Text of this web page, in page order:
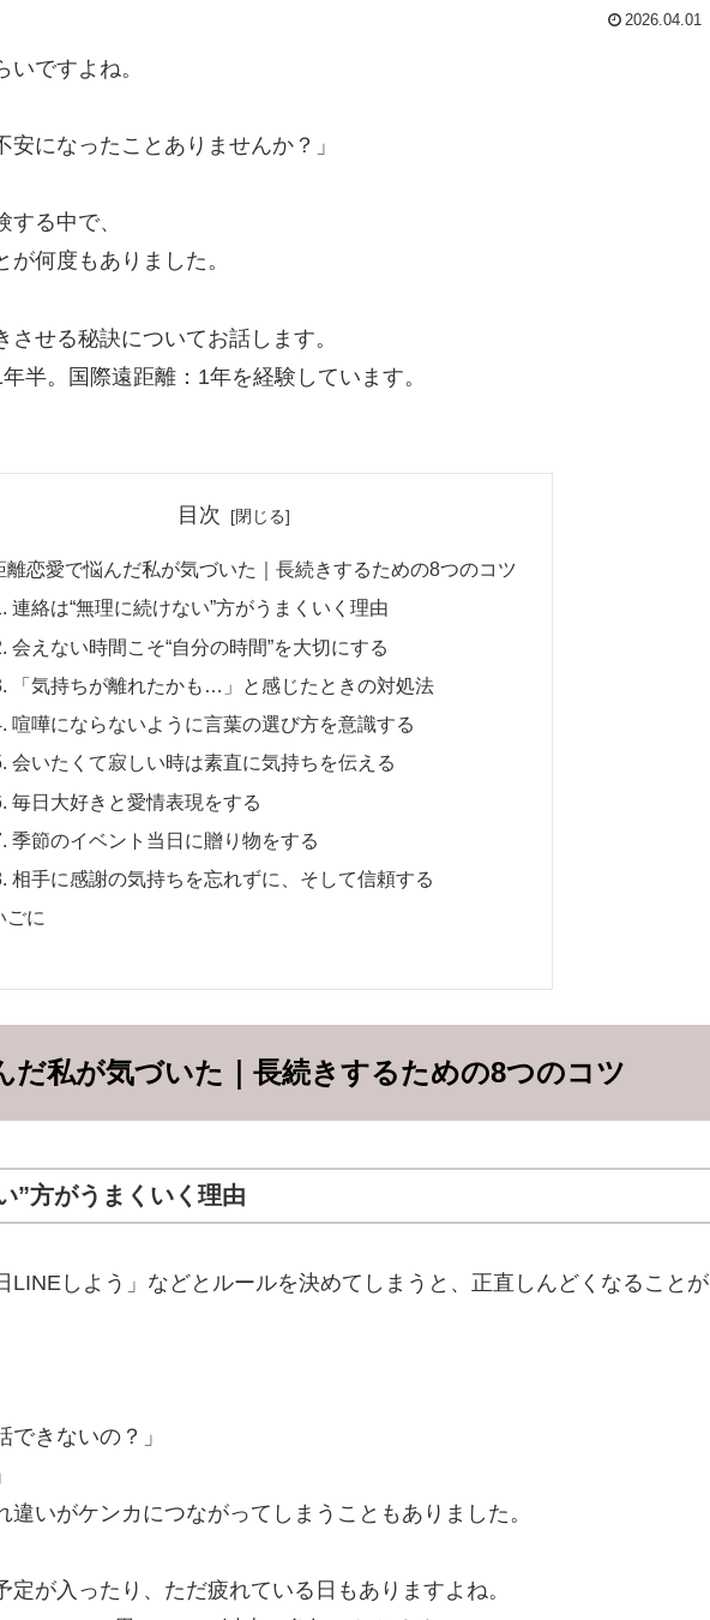
2026.04.01
ですよね。
安になったことありませんか？」
る中で、
何度もありました。
せる秘訣についてお話します。
半。国際遠距離：1年を経験しています。
目次
離恋愛で悩んだ私が気づいた｜長続きするための8つのコツ
連絡は“無理に続けない”方がうまくいく理由
会えない時間こそ“自分の時間”を大切にする
「気持ちが離れたかも…」と感じたときの対処法
喧嘩にならないように言葉の選び方を意識する
会いたくて寂しい時は素直に気持ちを伝える
毎日大好きと愛情表現をする
季節のイベント当日に贈り物をする
相手に感謝の気持ちを忘れずに、そして信頼する
ごに
だ私が気づいた｜長続きするための8つのコツ
”方がうまくいく理由
LINEしよう」などとルールを決めてしまうと、正直しんどくなることが
できないの？」
違いがケンカにつながってしまうこともありました。
が入ったり、ただ疲れている日もありますよね。